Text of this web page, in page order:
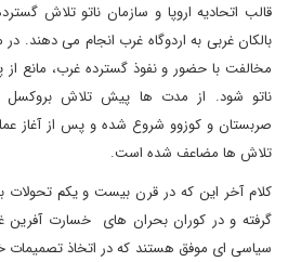
قالب اتحادیه اروپا و سازمان ناتو تلاش
بالکان غربی به اردوگاه غرب انجام می دهند.
مخالفت با حضور و نفوذ گسترده غرب، مانع
ناتو شود. از مدت ها پیش تلاش بروکسل
صربستان و کوزوو شروع شده و پس از آغاز
تلاش ها مضاعف شده است.
کلام آخر این که در قرن بیست و یکم تحولات
گرفته و در کوران بحران های خسارت آفرین
سیاسی ای موفق هستند که در اتخاذ تصمیمات